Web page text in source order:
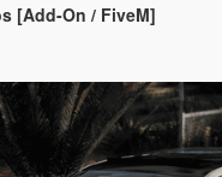
[Add-On / FiveM]